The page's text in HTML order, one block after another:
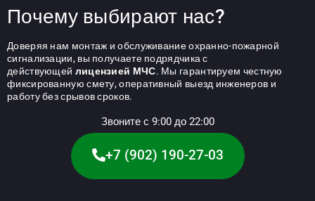
Почему выбирают нас?
Доверяя нам монтаж и обслуживание охранно-пожарной
сигнализации, вы получаете подрядчика с
действующей лицензией МЧС. Мы гарантируем честную
фиксированную смету, оперативный выезд инженеров и
работу без срывов сроков.
Звоните с 9:00 до 22:00
+7 (902) 190-27-03